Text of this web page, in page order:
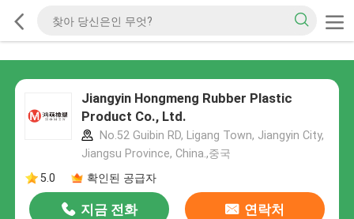
Jiangyin Hongmeng Rubber Plastic
Product Co., Ltd.
No.52 Guibin RD, Ligang Town, Jiangyin City,
Jiangsu Province, China.,중국
5.0
확인된 공급자
지금 전화 연락처